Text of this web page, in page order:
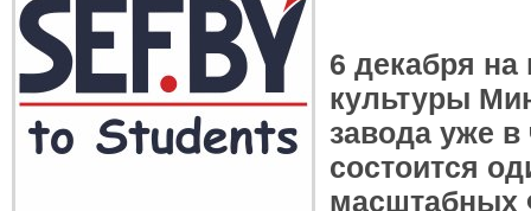
6 декабря
культуры
завода уже в
состоится
масштабных